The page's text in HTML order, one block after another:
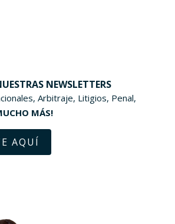
NEWSLETTERS
Arbitraje, Litigios, Penal,
MÁS!
AQUÍ